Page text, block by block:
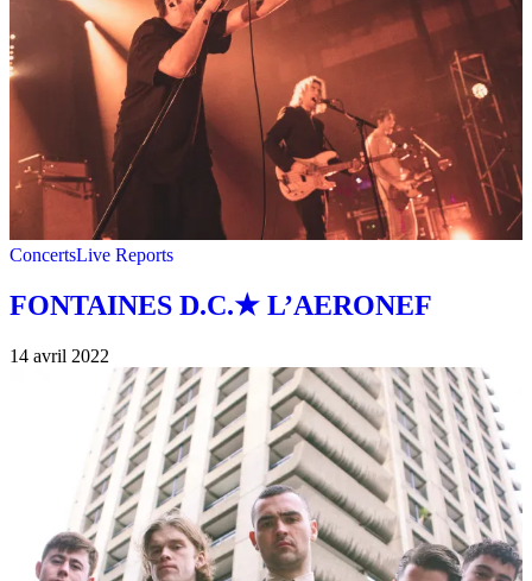
ConcertsLive Reports
FONTAINES D.C.★ L’AERONEF
14 avril 2022